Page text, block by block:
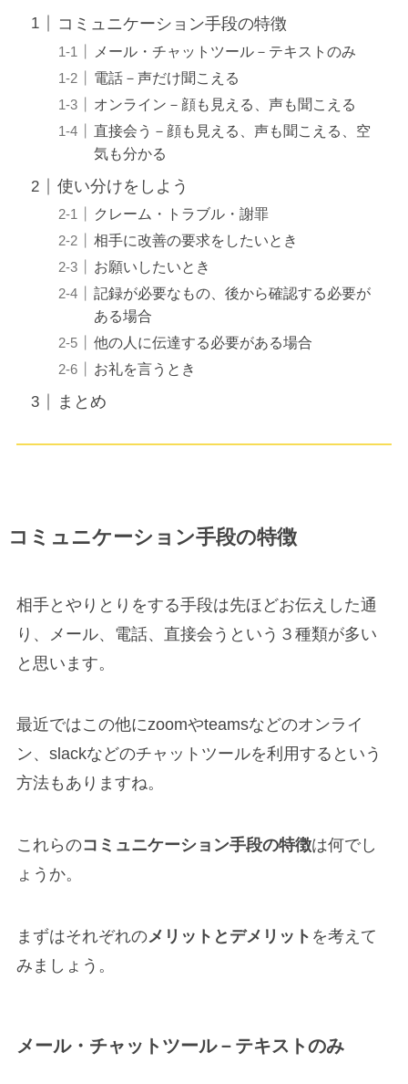
コミュニケーション手段の特徴
メール・チャットツール－テキストのみ
電話－声だけ聞こえる
オンライン－顔も見える、声も聞こえる
直接会う－顔も見える、声も聞こえる、空
気も分かる
使い分けをしよう
クレーム・トラブル・謝罪
相手に改善の要求をしたいとき
お願いしたいとき
記録が必要なもの、後から確認する必要が
ある場合
他の人に伝達する必要がある場合
お礼を言うとき
まとめ
コミュニケーション手段の特徴
相手とやりとりをする手段は先ほどお伝えした通
り、メール、電話、直接会うという３種類が多い
と思います。
最近ではこの他にzoomやteamsなどのオンライ
ン、slackなどのチャットツールを利用するという
方法もありますね。
これらのコミュニケーション手段の特徴は何でし
ょうか。
まずはそれぞれのメリットとデメリット を考えて
みましょう。
メール・チャットツール－テキストのみ